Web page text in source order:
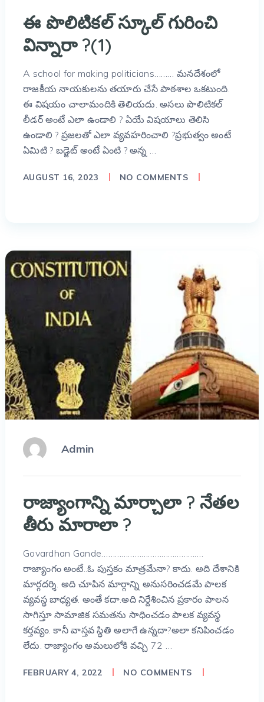
ఈ పొలిటికల్ స్కూల్ గురించి
విన్నారా ?(1)
A school for making politicians……… మనదేశంలో
రాజకీయ నాయకులను తయారు చేసే పాఠశాల ఒకటుంది.
ఈ విషయం చాలామందికి తెలియదు. అసలు పొలిటికల్
లీడర్ అంటే ఎలా ఉండాలి ? ఏయే విషయాలు తెలిసి
ఉండాలి ? ప్రజలతో ఎలా వ్యవహరించాలి ?ప్రభుత్వం అంటే
ఏమిటి ? బడ్జెట్ అంటే ఏంటి ? అన్న …
AUGUST 16, 2023 NO COMMENTS
Admin
రాజ్యాంగాన్ని మార్చాలా ? నేతల
తీరు మారాలా ?
Govardhan Gande……………………………………….
రాజ్యాంగం అంటే..ఓ పుస్తకం మాత్రమేనా? కాదు. అది దేశానికి
మార్గదర్శి. అది చూపిన మార్గాన్ని అనుసరించడమే పాలక
వ్యవస్థ బాధ్యత. అంతే కదా.అది నిర్దేశించిన ప్రకారం పాలన
సాగిస్తూ సామాజిక సమతను సాధించడం పాలక వ్యవస్థ
కర్తవ్యం. కానీ వాస్తవ స్థితి అలాగే ఉన్నదా?అలా కనిపించడం
లేదు. రాజ్యాంగం అమలులోకి వచ్చి 72 …
FEBRUARY 4, 2022 NO COMMENTS